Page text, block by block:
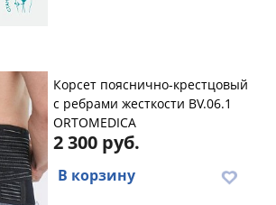
Корсет пояснично-крестцовый
с ребрами жесткости BV.06.1
ORTOMEDICA
2 300 руб.
В корзину